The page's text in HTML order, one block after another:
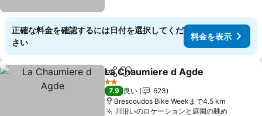
正確な料金を確認するには日付を選択してくだ
さい
料金を表示
シェアお気に入りに追加
La Chaumiere d Agde
2 ホテルのランク
7.9 良い
623
Brescoudos Bike Weekまで4.5 km
川沿いのロケーションと庭園の眺め